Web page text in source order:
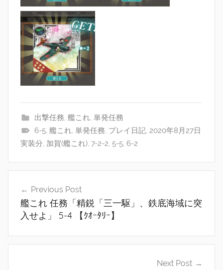
出撃任務, 艦これ, 単発任務
6-5, 艦これ, 単発任務, プレイ日記, 2020年8月27日
実装分, 加賀(艦これ), 7-2-2, 5-5, 6-2
ビ
Previous Post
艦これ 任務「精鋭「三一駆」、鉄底海域に突
入せよ」 5-4 【ｸｵｰﾀﾘｰ】
Next Post